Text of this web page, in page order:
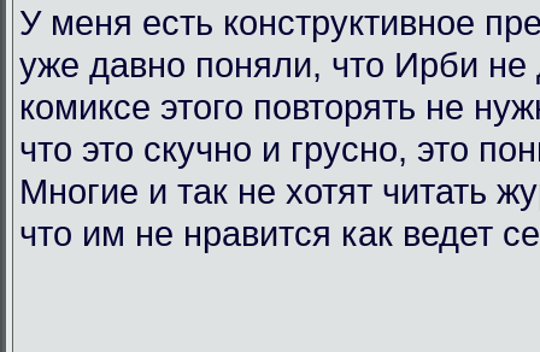
У меня есть конструктивное
уже давно поняли, что Ирби не
комиксе этого повторять не
что это скучно и грусно, это
Многие и так не хотят читать
что им не нравится как ведет